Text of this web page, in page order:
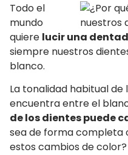
Todo el
mundo
quiere lucir una
siempre nuestros
blanco.
La tonalidad habitual de
encuentra entre el
de los dientes puede
sea de forma completa
estos cambios de color?